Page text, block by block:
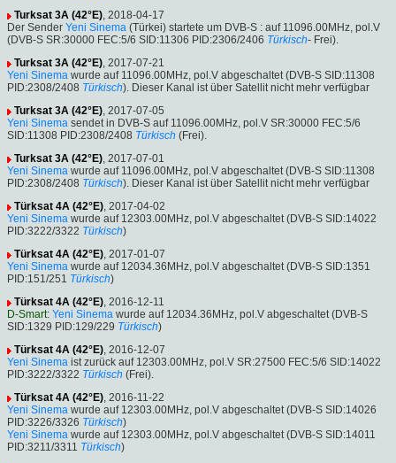
Turksat 3A (42°E), 2018-04-17
Der Sender Yeni Sinema (Türkei) startete um DVB-S : auf 11096.00MHz, pol.V
(DVB-S SR:30000 FEC:5/6 SID:11306 PID:2306/2406 Türkisch- Frei).
Turksat 3A (42°E), 2017-07-21
Yeni Sinema wurde auf 11096.00MHz, pol.V abgeschaltet (DVB-S SID:11308
PID:2308/2408 Türkisch). Dieser Kanal ist über Satellit nicht mehr verfügbar
Turksat 3A (42°E), 2017-07-05
Yeni Sinema sendet in DVB-S auf 11096.00MHz, pol.V SR:30000 FEC:5/6
SID:11308 PID:2308/2408 Türkisch (Frei).
Turksat 3A (42°E), 2017-07-01
Yeni Sinema wurde auf 11096.00MHz, pol.V abgeschaltet (DVB-S SID:11308
PID:2308/2408 Türkisch). Dieser Kanal ist über Satellit nicht mehr verfügbar
Türksat 4A (42°E), 2017-04-02
Yeni Sinema wurde auf 12303.00MHz, pol.V abgeschaltet (DVB-S SID:14022
PID:3222/3322 Türkisch)
Türksat 4A (42°E), 2017-01-07
Yeni Sinema wurde auf 12034.36MHz, pol.V abgeschaltet (DVB-S SID:1351
PID:151/251 Türkisch)
Türksat 4A (42°E), 2016-12-11
D-Smart: Yeni Sinema wurde auf 12034.36MHz, pol.V abgeschaltet (DVB-S
SID:1329 PID:129/229 Türkisch)
Türksat 4A (42°E), 2016-12-07
Yeni Sinema ist zurück auf 12303.00MHz, pol.V SR:27500 FEC:5/6 SID:14022
PID:3222/3322 Türkisch (Frei).
Türksat 4A (42°E), 2016-11-22
Yeni Sinema wurde auf 12303.00MHz, pol.V abgeschaltet (DVB-S SID:14026
PID:3226/3326 Türkisch)
Yeni Sinema wurde auf 12303.00MHz, pol.V abgeschaltet (DVB-S SID:14011
PID:3211/3311 Türkisch)